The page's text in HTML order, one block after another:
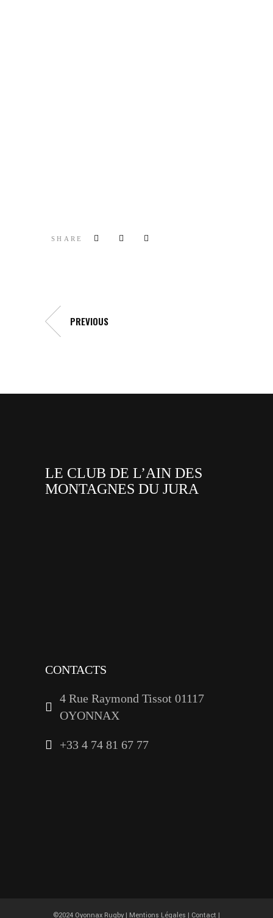
SHARE
PREVIOUS
LE CLUB DE L’AIN DES
MONTAGNES DU JURA
CONTACTS
4 Rue Raymond Tissot 01117
OYONNAX
+33 4 74 81 67 77
©2024 Oyonnax Rugby | Mentions Légales | Contact |